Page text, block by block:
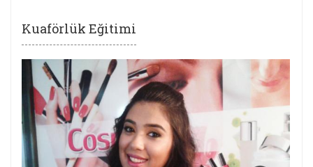
Kuaförlük Eğitimi